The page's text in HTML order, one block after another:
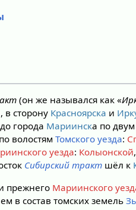
(он же назывался как «
, в сторону Красноярска и
города Мариинска по
волостямТомского уезда:
уезда: Колыонской,
Сибирский тракт шёл к
прежнего Мариинского
в состав томских земель